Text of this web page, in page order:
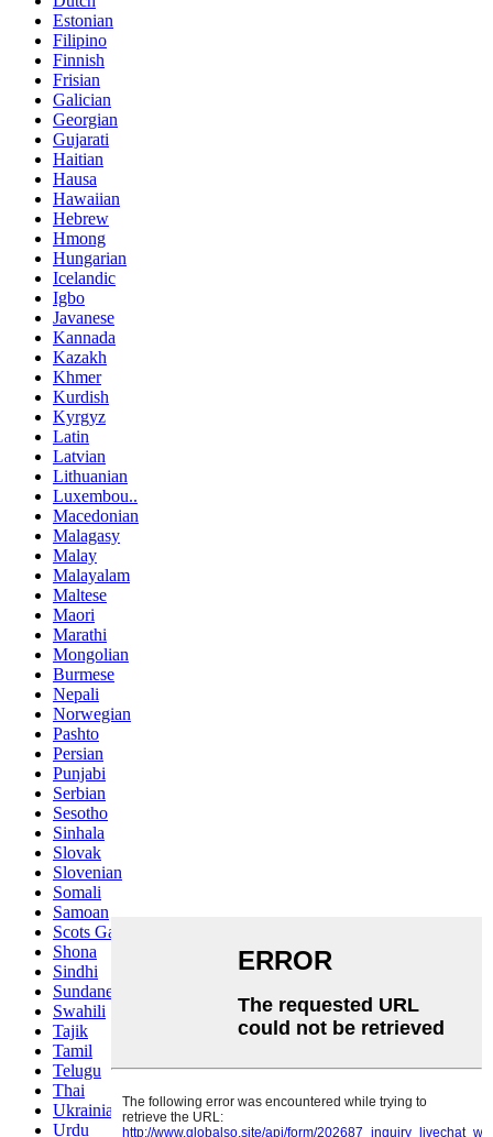
Estonian
Filipino
Finnish
Frisian
Galician
Georgian
Gujarati
Haitian
Hausa
Hawaiian
Hebrew
Hmong
Hungarian
Icelandic
Igbo
Javanese
Kannada
Kazakh
Khmer
Kurdish
Kyrgyz
Latin
Latvian
Lithuanian
Luxembou..
Macedonian
Malagasy
Malay
Malayalam
Maltese
Maori
Marathi
Mongolian
Burmese
Nepali
Norwegian
Pashto
Persian
Punjabi
Serbian
Sesotho
Sinhala
Slovak
Slovenian
Somali
Samoan
Scots Gaelic
Shona
Sindhi
Sundanese
Swahili
Tajik
Tamil
Telugu
Thai
Ukrainian
Urdu